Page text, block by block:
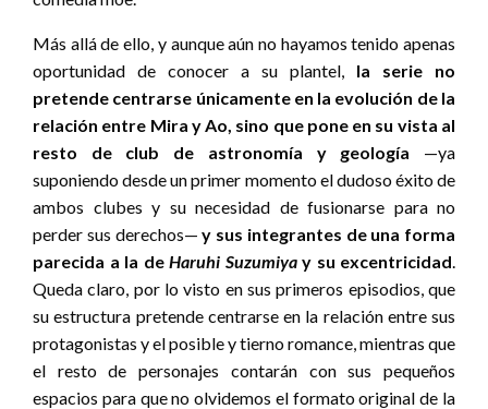
Más allá de ello, y aunque aún no hayamos tenido apenas
oportunidad de conocer a su plantel, la serie no
pretende centrarse únicamente en la evolución de la
relación entre Mira y Ao, sino que pone en su vista al
resto de club de astronomía y geología —ya
suponiendo desde un primer momento el dudoso éxito de
ambos clubes y su necesidad de fusionarse para no
perder sus derechos—y sus integrantes de una forma
parecida a la de Haruhi Suzumiyay su excentricidad
Queda claro, por lo visto en sus primeros episodios, que
su estructura pretende centrarse en la relación entre sus
protagonistas y el posible y tierno romance, mientras que
el resto de personajes contarán con sus pequeños
espacios para que no olvidemos el formato original de la